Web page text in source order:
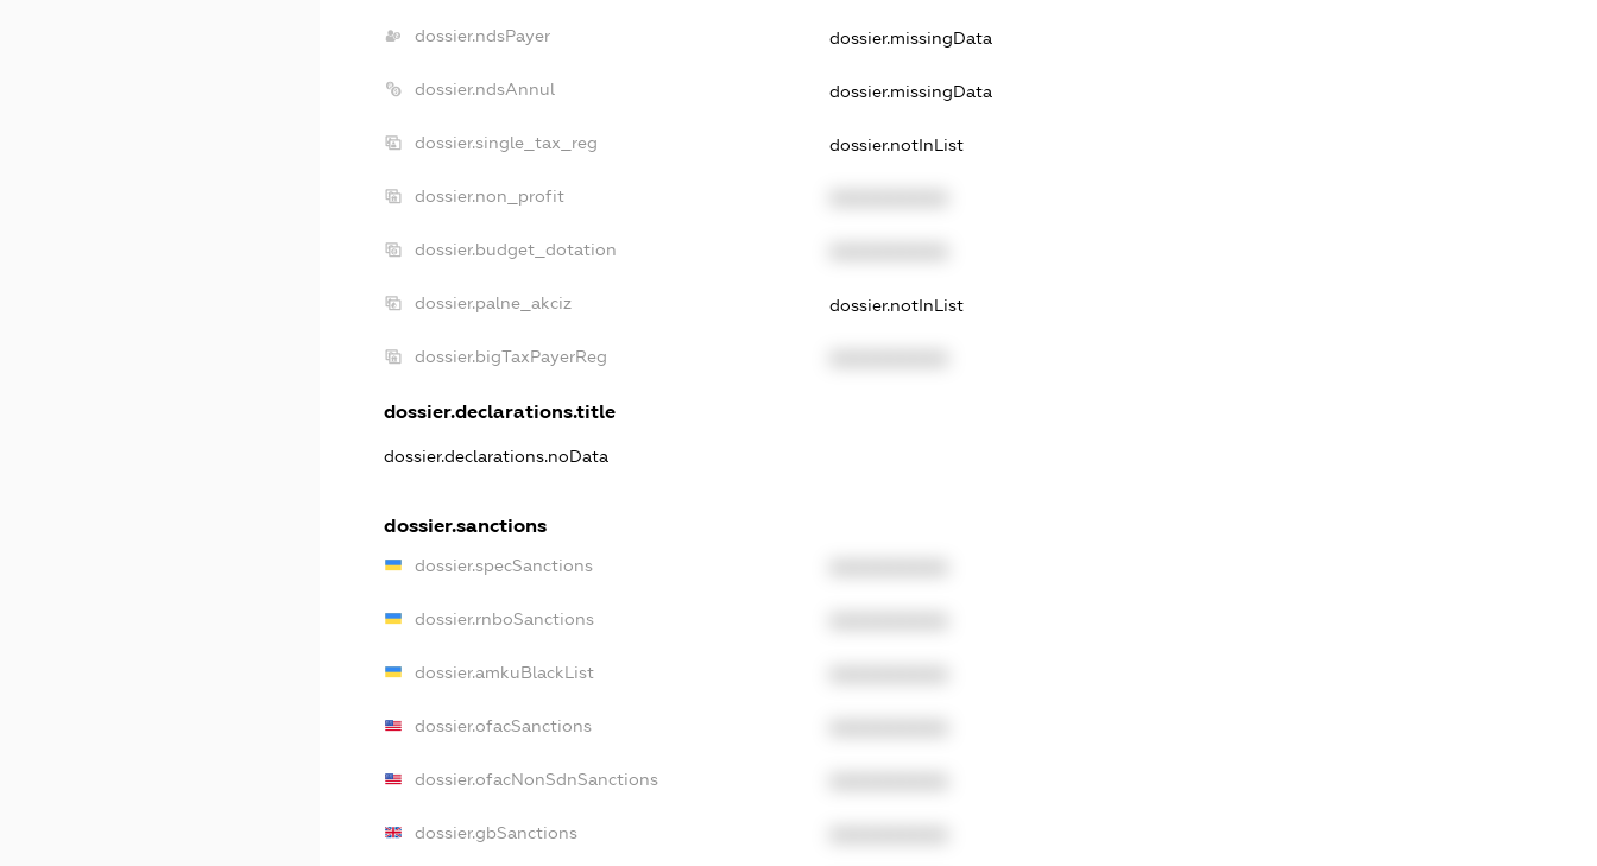
dossier.ndsPayer dossier.missingData
dossier.ndsAnnul dossier.missingData
dossier.single_tax_reg dossier.notInList
dossier.non_profit
dossier.budget_dotation
dossier.palne_akciz dossier.notInList
dossier.bigTaxPayerReg
dossier.declarations.title
dossier.declarations.noData
dossier.sanctions
dossier.specSanctions
dossier.rnboSanctions
dossier.amkuBlackList
dossier.ofacSanctions
dossier.ofacNonSdnSanctions
dossier.gbSanctions